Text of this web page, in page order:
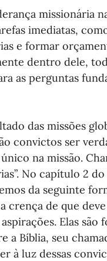
missionária
imediatas,
e formar
dentro dele,
as perguntas
das missões
convictos ser
na missão.
No capítulo 2
da seguinte
crença de que
Elas
a Bíblia, seu
à luz dessas